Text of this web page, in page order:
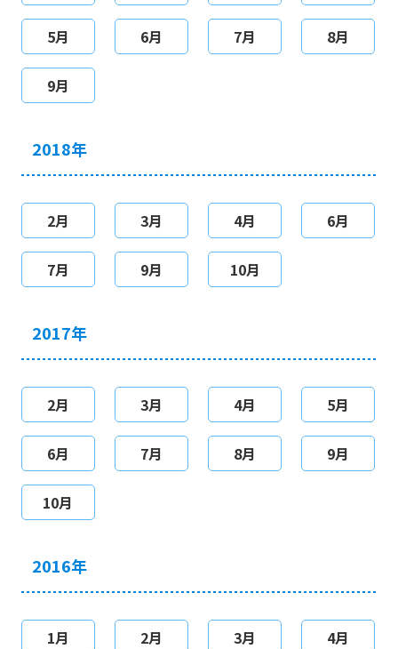
5月 6月 7月 8月
9月
2018年
2月 3月 4月 6月
7月 9月 10月
2017年
2月 3月 4月 5月
6月 7月 8月 9月
10月
2016年
1月 2月 3月 4月